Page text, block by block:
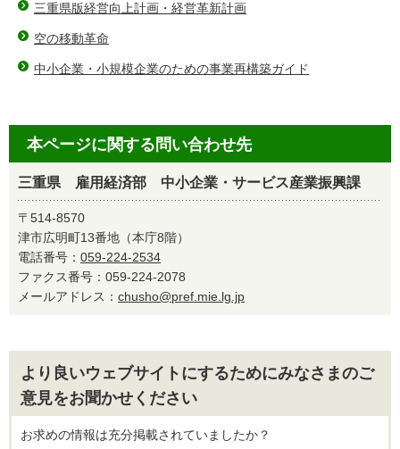
三重県版経営向上計画・経営革新計画
空の移動革命
中小企業・小規模企業のための事業再構築ガイド
本ページに関する問い合わせ先
三重県 雇用経済部 中小企業・サービス産業振興課
〒514-8570
津市広明町13番地（本庁8階）
電話番号： 059-224-2534
ファクス番号：059-224-2078
メールアドレス： chusho@pref.mie.lg.jp
より良いウェブサイトにするためにみなさまのご
意見をお聞かせください
お求めの情報は充分掲載されていましたか？